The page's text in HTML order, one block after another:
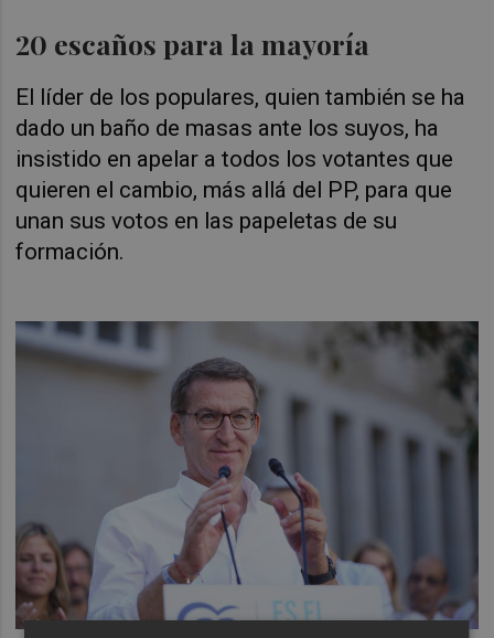
20 escaños para la mayoría
El líder de los populares, quien también se ha
dado un baño de masas ante los suyos, ha
insistido en apelar a todos los votantes que
quieren el cambio, más allá del PP, para que
unan sus votos en las papeletas de su
formación.